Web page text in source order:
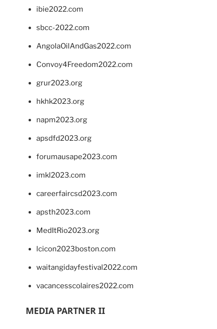
ibie2022.com
sbcc-2022.com
AngolaOilAndGas2022.com
Convoy4Freedom2022.com
grur2023.org
hkhk2023.org
napm2023.org
apsdfd2023.org
forumausape2023.com
imkl2023.com
careerfaircsd2023.com
apsth2023.com
MedItRio2023.org
lcicon2023boston.com
waitangidayfestival2022.com
vacancesscolaires2022.com
MEDIA PARTNER II